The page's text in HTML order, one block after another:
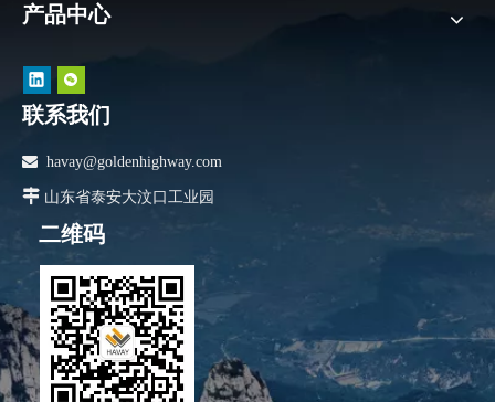
产品中心
联系我们
 havay@goldenhighway.com
 山东省泰安大汶口工业园
二维码